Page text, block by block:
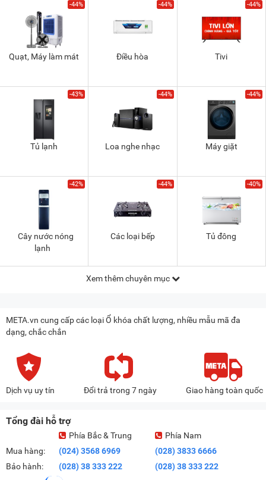
-44%
Quạt, Máy làm mát
-44%
Điều hòa
-44%
Tivi
-43%
Tủ lạnh
-44%
Loa nghe nhạc
-44%
Máy giặt
-42%
Cây nước nóng
lạnh
-44%
Các loại bếp
-40%
Tủ đông
Xem thêm chuyên mục
META.vn cung cấp các loại Ổ khóa chất lượng, nhiều mẫu mã đa
dạng, chắc chắn
Dịch vụ uy tín Đổi trả trong 7 ngày Giao hàng toàn quốc
Tổng đài hỗ trợ
Mua hàng:
Bảo hành:
Phía Bắc & Trung
(024) 3568 6969
(028) 38 333 222
Phía Nam
(028) 3833 6666
(028) 38 333 222